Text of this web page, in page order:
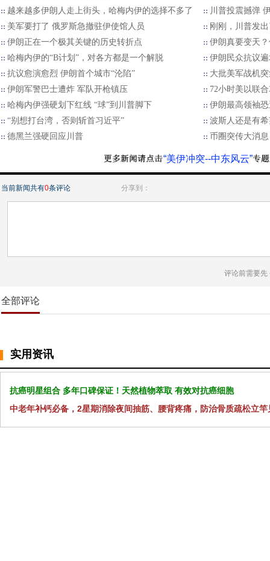
越来越多伊朗人走上街头，哈梅内伊的选择不多了
川普投震撼弹
美军要打了 俄罗斯急撤驻伊使馆人员
刚刚，川普发
伊朗正在一个极其关键的历史转折点
伊朗真要变天
哈梅内伊的“B计划”，对各方都是一个解脱
伊朗民众抗议
抗议愈演愈烈 伊朗首个城市“沦陷”
大批美军战机
伊朗军警巴士遭炸 军队开枪镇压
72小时美以联
哈梅内伊强硬划下红线 “球”到川普脚下
伊朗最高领袖
“别想打台湾，否则斩首习近平”
波斯人还是有
德黑兰强硬回应川普
币圈突传大消息
“美伊冲突--中东风云”
当前新闻共有0条评论 分享到：
评论前需要先
全部评论
实用资讯
抗癌明星组合 多年口碑保证！天然植物萃取 有效对抗癌细胞
中老年补钙必备，2星期消除夜间抽筋、腰背疼痛，防治骨质疏松立竿